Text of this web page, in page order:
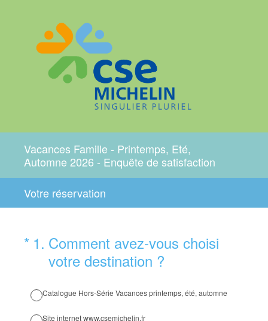
Vacances Famille - Printemps, Eté,
Automne 2026 - Enquête de satisfaction
Votre réservation
* 1. Comment avez-vous choisi
votre destination ?
(Obligatoire)
Catalogue Hors-Série Vacances printemps, été, automne
Site internet www.csemichelin.fr